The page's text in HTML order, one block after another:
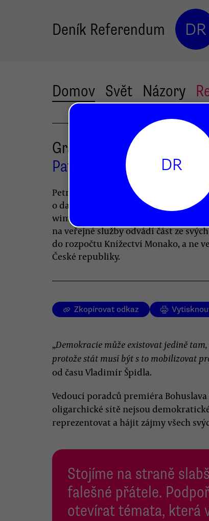
Deník Referendum DR
Domov Svět Názory
Gratulace vítězům
Patrik Eichler
Petr Pospíchal minulý týden rozvířil
o daňových povinnostech. Příkladem
wimbledonská vítězka Petra Kvitová a
na veřejné služby odvádí část ze
do rozpočtu Knížectví Monako, a ne
České republiky.
Zkopírovat odkaz
„Demokracie může existovat jedině
protože stát musí být s to mobilizovat
od času Vladimír Špidla.
Vedoucí poradců premiéra
oligarchické sítě nejsou
reprezentovat a hájit zájmy všech
Stojíme na straně
falešné přátele.
otevírat témata, která
DR